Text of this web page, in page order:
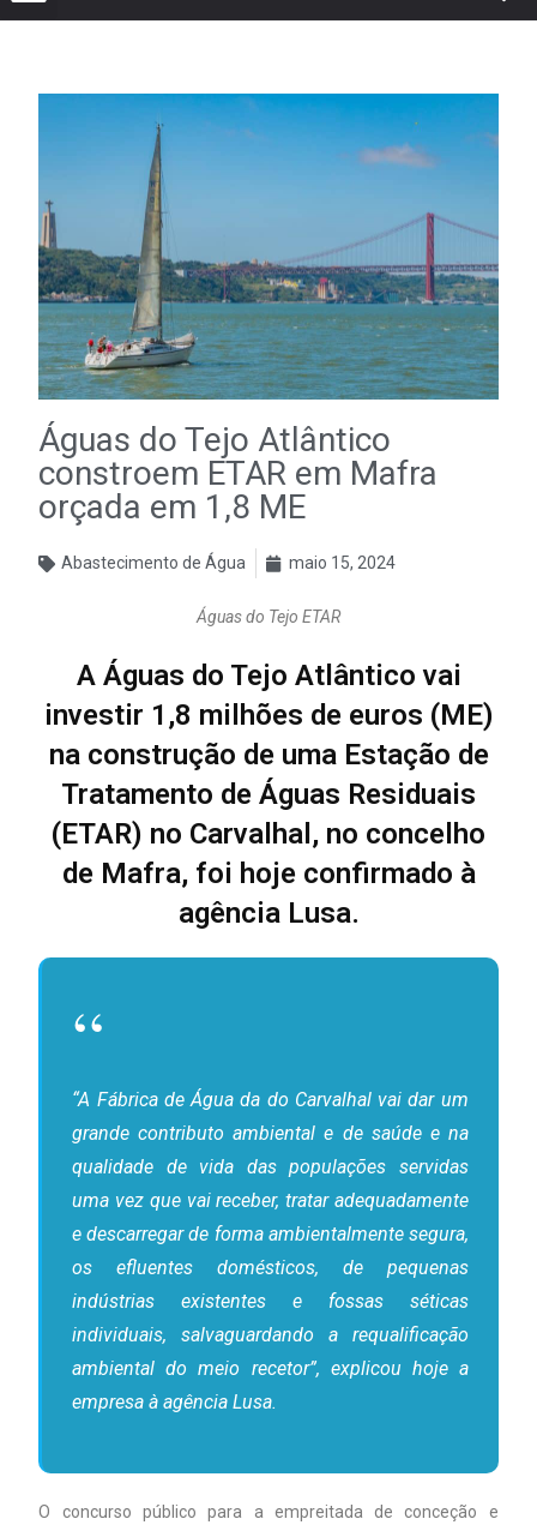
Águas do Tejo Atlântico
constroem ETAR em Mafra
orçada em 1,8 ME
Abastecimento de Água maio 15, 2024
Águas do Tejo ETAR
A Águas do Tejo Atlântico vai
investir 1,8 milhões de euros (ME)
na construção de uma Estação de
Tratamento de Águas Residuais
(ETAR) no Carvalhal, no concelho
de Mafra, foi hoje confirmado à
agência Lusa.
“A Fábrica de Água da do Carvalhal vai dar um
grande contributo ambiental e de saúde e na
qualidade de vida das populações servidas
uma vez que vai receber, tratar adequadamente
e descarregar de forma ambientalmente segura,
os efluentes domésticos, de pequenas
indústrias existentes e fossas séticas
individuais, salvaguardando a requalificação
ambiental do meio recetor”, explicou hoje a
empresa à agência Lusa.
O concurso público para a empreitada de conceção e